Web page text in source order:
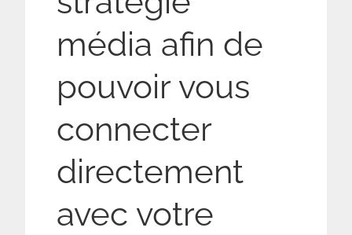
média afin de
pouvoir vous
connecter
directement
avec votre